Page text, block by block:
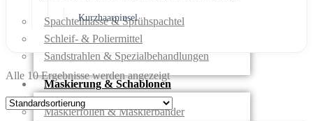
Spachtelmasse & Sprühspachtel
Schleif- & Poliermittel
Sandstrahlen & Spezialbehandlungen
Maskierung & Schablonen
Maskierfolien & Maskierbänder
Kurzhaarpinsel
Alle 10 Ergebnisse werden angezeigt